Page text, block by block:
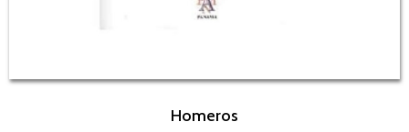
Homeros